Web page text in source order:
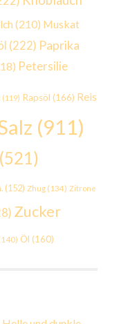
(210) Muskat
(222) Paprika
Petersilie
(119) Rapsöl (166) Reis
(911)
(521)
(152) Zhug (134) Zitrone
Zucker
Öl (160)